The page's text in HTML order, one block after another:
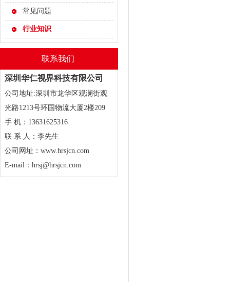
常见问题
行业知识
联系我们
深圳华仁视界科技有限公司
公司地址:深圳市龙华区观澜街观
光路1213号环国物流大厦2楼209
手 机：13631625316
联 系 人 ： 李先生
公司网址 ： www.hrsjcn.com
E-mail ： hrsj@hrsjcn.com